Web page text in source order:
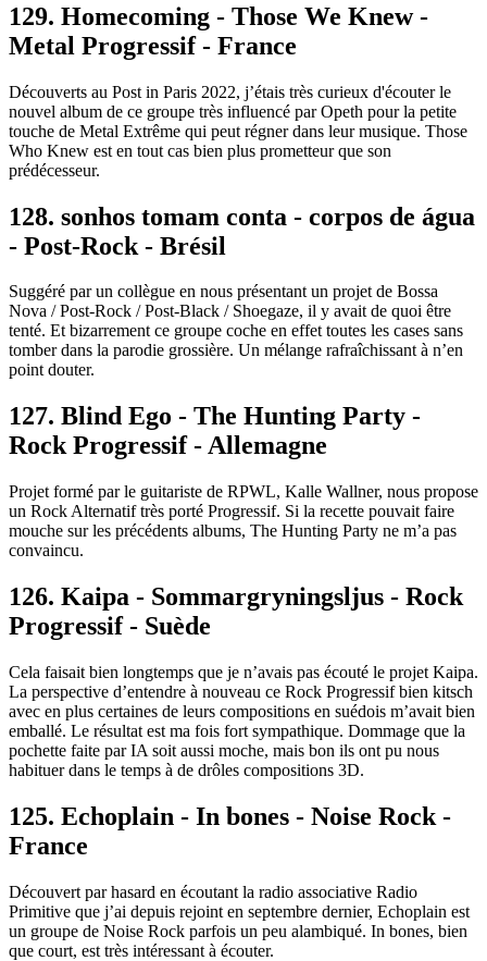
129. Homecoming - Those We Knew -
Metal Progressif - France
Découverts au Post in Paris 2022, j’étais très curieux d'écouter le
nouvel album de ce groupe très influencé par Opeth pour la petite
touche de Metal Extrême qui peut régner dans leur musique. Those
Who Knew est en tout cas bien plus prometteur que son
prédécesseur.
128. sonhos tomam conta - corpos de água
- Post-Rock - Brésil
Suggéré par un collègue en nous présentant un projet de Bossa
Nova / Post-Rock / Post-Black / Shoegaze, il y avait de quoi être
tenté. Et bizarrement ce groupe coche en effet toutes les cases sans
tomber dans la parodie grossière. Un mélange rafraîchissant à n’en
point douter.
127. Blind Ego - The Hunting Party -
Rock Progressif - Allemagne
Projet formé par le guitariste de RPWL, Kalle Wallner, nous propose
un Rock Alternatif très porté Progressif. Si la recette pouvait faire
mouche sur les précédents albums, The Hunting Party ne m’a pas
convaincu.
126. Kaipa - Sommargryningsljus - Rock
Progressif - Suède
Cela faisait bien longtemps que je n’avais pas écouté le projet Kaipa.
La perspective d’entendre à nouveau ce Rock Progressif bien kitsch
avec en plus certaines de leurs compositions en suédois m’avait bien
emballé. Le résultat est ma fois fort sympathique. Dommage que la
pochette faite par IA soit aussi moche, mais bon ils ont pu nous
habituer dans le temps à de drôles compositions 3D.
125. Echoplain - In bones - Noise Rock -
France
Découvert par hasard en écoutant la radio associative Radio
Primitive que j’ai depuis rejoint en septembre dernier, Echoplain est
un groupe de Noise Rock parfois un peu alambiqué. In bones, bien
que court, est très intéressant à écouter.